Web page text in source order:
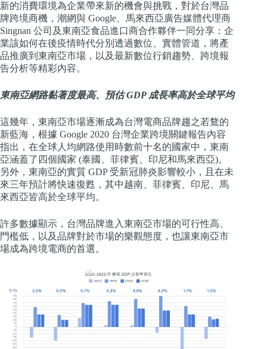
新的消費環境為企業帶來新的機會與挑戰，對於台灣品
牌跨境商機，潮網與 Google、馬來西亞廣告媒體代理商
Singnan 公司及東南亞食品進口商合作夥伴一同分享：企
業該如何在後疫情時代分別透過數位、實體管道，將產
品推廣到東南亞市場，以及最新數位行銷趨勢、跨境報
告分析等精彩內容。
東南亞網路黏著度最高、預估 GDP 成長率高於全球平均
這幾年，東南亞市場逐漸成為台灣電商品牌趨之若鶩的
新藍海，根據 Google 2020 台灣企業跨境關鍵報告內容
指出，在全球人均網路使用時數前十名的國家中，東南
亞涵蓋了四個國家 (泰國、菲律賓、印尼和馬來西亞)。
另外，東南亞的實質 GDP 受新冠肺炎影響較小，且在未
來三年預計將快速復甦，其中越南、菲律賓、印尼、馬
來西亞皆高於全球平均。
許多數據顯示，台灣品牌進入東南亞市場的可行性高、
門檻低，以及品牌對於市場的樂觀態度，也讓東南亞市
場成為跨境電商的首選。